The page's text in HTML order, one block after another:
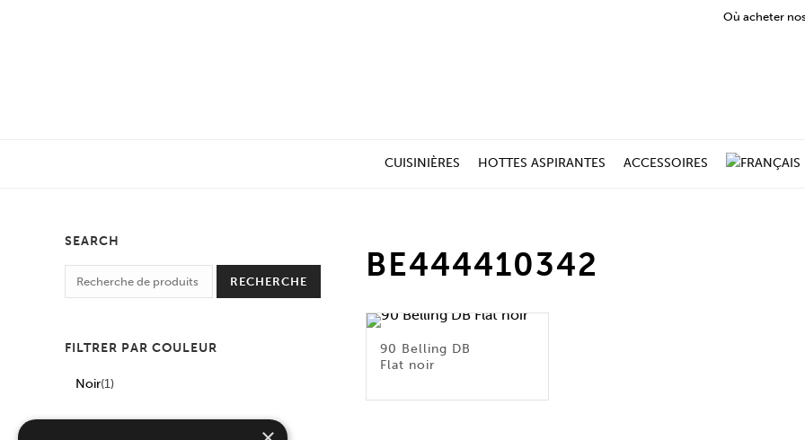
Où acheter
CUISINIÈRES HOTTES ASPIRANTES ACCESSOIRES
BE444410342
90 Belling DB
Flat noir
SEARCH
RECHERCHE
FILTRER PAR COULEUR
Noir(1)